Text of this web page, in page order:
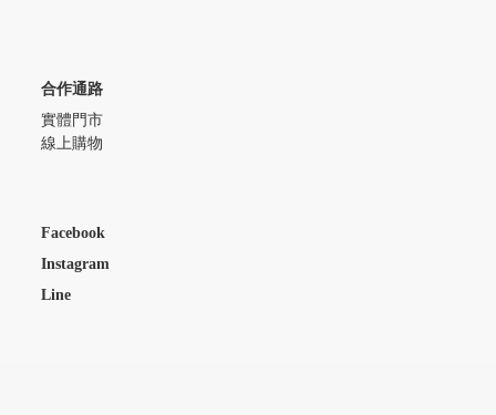
合作通路
實體門市
線上購物
Facebook
Instagram
Line